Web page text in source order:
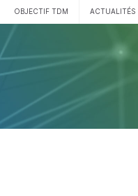
OBJECTIF TDM ACTUALITÉS